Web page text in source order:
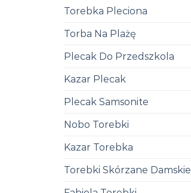
Torebka Pleciona
Torba Na Plażę
Plecak Do Przedszkola
Kazar Plecak
Plecak Samsonite
Nobo Torebki
Kazar Torebka
Torebki Skórzane Damskie